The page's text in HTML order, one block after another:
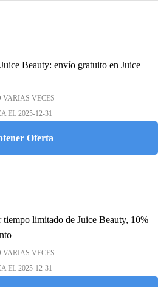
Beauty: envío gratuito en Juice
VARIAS VECES
EL 2025-12-31
Oferta
tiempo limitado de Juice Beauty, 10%
VARIAS VECES
EL 2025-12-31